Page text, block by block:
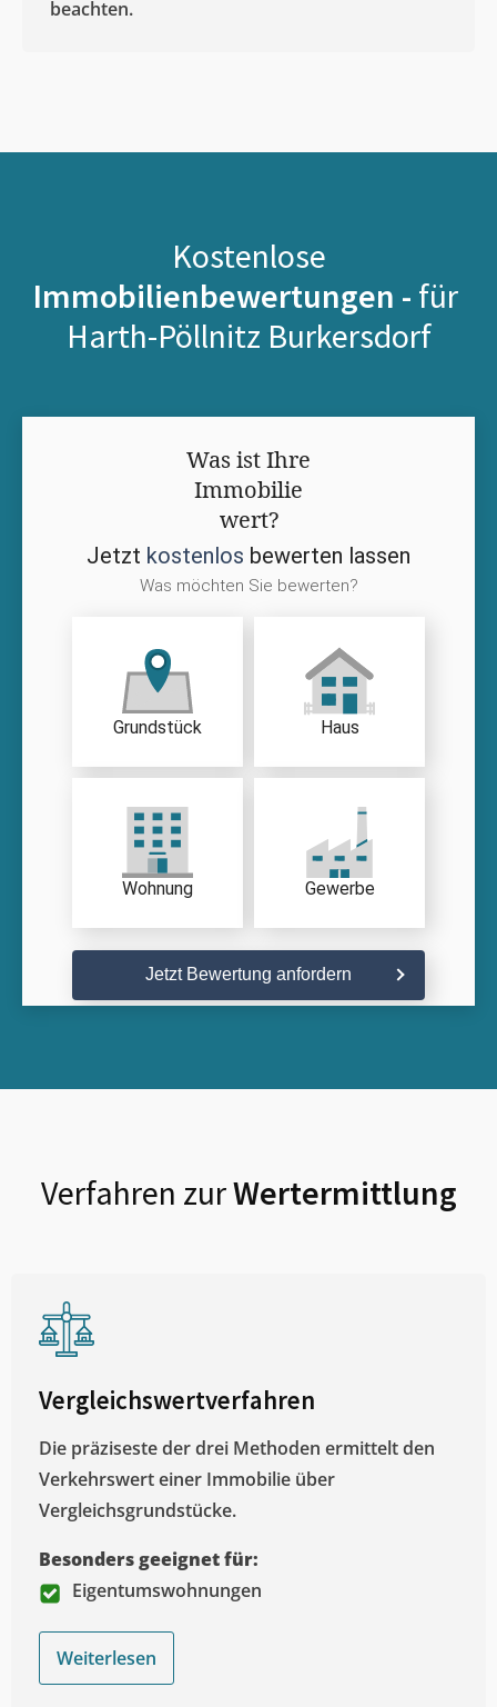
beachten.
Kostenlose
Immobilienbewertungen - für
Harth-Pöllnitz Burkersdorf
Was ist Ihre
Immobilie
wert?
Jetzt kostenlos bewerten lassen
Was möchten Sie bewerten?
Grundstück Haus
Wohnung Gewerbe
Jetzt Bewertung anfordern
Verfahren zurWertermittlung
Vergleichswertverfahren
Die präziseste der drei Methoden ermittelt den
Verkehrswert einer Immobilie über
Vergleichsgrundstücke.
Besonders geeignet für:
Eigentumswohnungen
Weiterlesen